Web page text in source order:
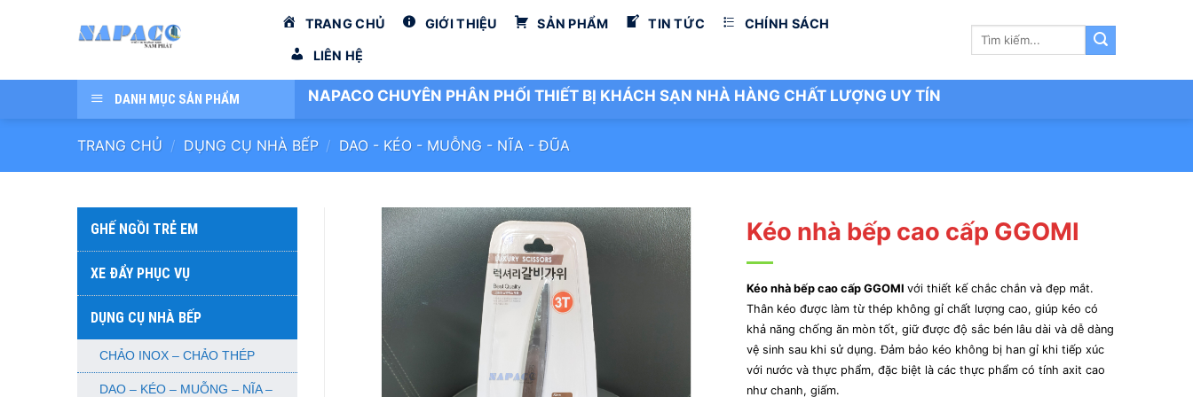
dung
TRANG CHỦ GIỚI THIỆU SẢN PHẨM TIN TỨC CHÍNH SÁCH
LIÊN HỆ
Tìm
DANH MỤC SẢN PHẨM NAPACO CHUYÊN PHÂN PHỐI THIẾT BỊ KHÁCH SẠN NHÀ HÀNG CHẤT LƯỢNG UY TÍN
TRANG CHỦ / DỤNG CỤ NHÀ BẾP / DAO - KÉO - MUỖNG - NĨA - ĐŨA
GHẾ NGỒI TRẺ EM
XE ĐẨY PHỤC VỤ
DỤNG CỤ NHÀ BẾP
CHẢO INOX – CHẢO THÉP
DAO – KÉO – MUỖNG – NĨA –
Kéo nhà bếp cao cấp GGOMI
Kéo nhà bếp cao cấp GGOMIvới thiết kế chắc chắn và đẹp mắt.
Thân kéo được làm từ thép không gỉ chất lượng cao, giúp kéo có
khả năng chống ăn mòn tốt, giữ được độ sắc bén lâu dài và dễ dàng
vệ sinh sau khi sử dụng. Đảm bảo kéo không bị han gỉ khi tiếp xúc
với nước và thực phẩm, đặc biệt là các thực phẩm có tính axit cao
như chanh, giấm.